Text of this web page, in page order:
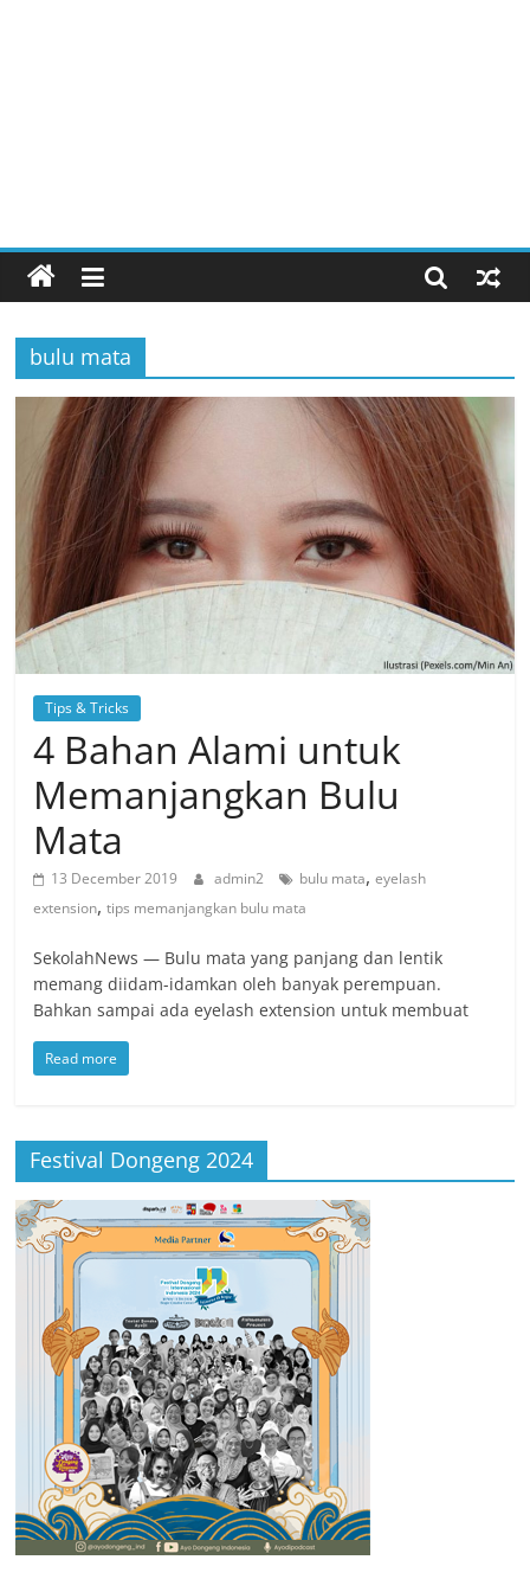
bulu mata
Tips & Tricks
4 Bahan Alami untuk
Memanjangkan Bulu
Mata
13 December 2019 admin2 bulu mata,eyelash
extension,tips memanjangkan bulu mata
SekolahNews — Bulu mata yang panjang dan lentik
memang diidam-idamkan oleh banyak perempuan.
Bahkan sampai ada eyelash extension untuk membuat
Read more
Festival Dongeng 2024